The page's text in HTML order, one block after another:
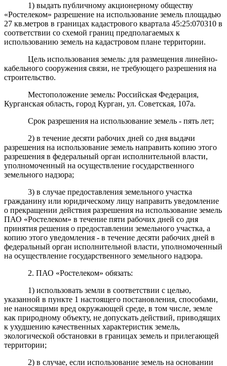
1) выдать публичному акционерному обществу
«Ростелеком» разрешение на использование земель площадью
27 кв.метров в границах кадастрового квартала 45:25:070310 в
соответствии со схемой границ предполагаемых к
использованию земель на кадастровом плане территории.
Цель использования земель: для размещения линейно-
кабельного сооружения связи, не требующего разрешения на
строительство.
Местоположение земель: Российская Федерация,
Курганская область, город Курган, ул. Советская, 107а.
Срок разрешения на использование земель - пять лет;
2) в течение десяти рабочих дней со дня выдачи
разрешения на использование земель направить копию этого
разрешения в федеральный орган исполнительной власти,
уполномоченный на осуществление государственного
земельного надзора;
3) в случае предоставления земельного участка
гражданину или юридическому лицу направить уведомление
о прекращении действия разрешения на использование земель
ПАО «Ростелеком» в течение пяти рабочих дней со дня
принятия решения о предоставлении земельного участка, а
копию этого уведомления - в течение десяти рабочих дней в
федеральный орган исполнительной власти, уполномоченный
на осуществление государственного земельного надзора.
2. ПАО «Ростелеком» обязать:
1) использовать земли в соответствии с целью,
указанной в пункте 1 настоящего постановления, способами,
не наносящими вред окружающей среде, в том числе, земле
как природному объекту, не допускать действий, приводящих
к ухудшению качественных характеристик земель,
экологической обстановки в границах земель и прилегающей
территории;
2) в случае, если использование земель на основании